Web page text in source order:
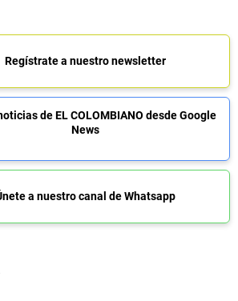
Regístrate a nuestro newsletter
de EL COLOMBIANO desde Google
News
a nuestro canal de Whatsapp